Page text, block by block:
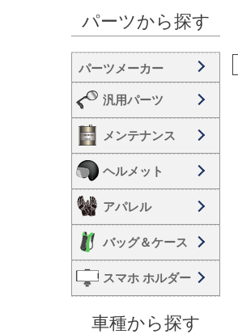
パーツから探す
汎用パーツ
メンテナンス
ヘルメット
アパレル
バッグ＆ケース
スマホ ホルダー
車種から探す